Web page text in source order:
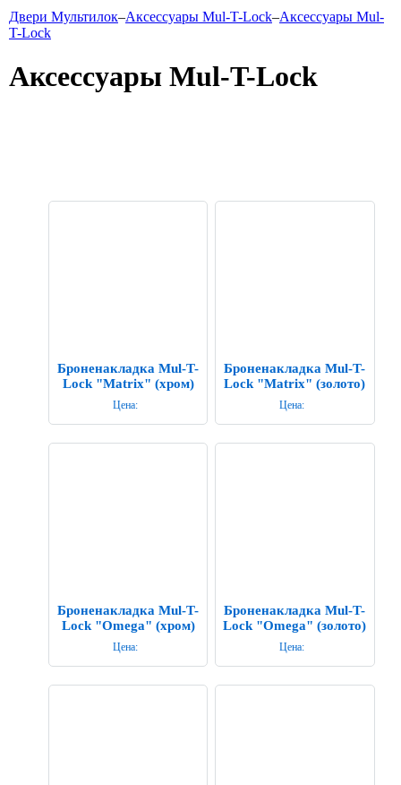
Двери Мультилок–Аксессуары Mul-T-Lock–Аксессуары Mul-
T-Lock
Аксессуары Mul-T-Lock
Броненакладка Mul-T-
Lock "Matrix" (хром)
Цена:
Броненакладка Mul-T-
Lock "Matrix" (золото)
Цена:
Броненакладка Mul-T-
Lock "Omega" (хром)
Цена:
Броненакладка Mul-T-
Lock "Omega" (золото)
Цена: